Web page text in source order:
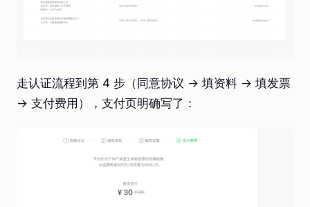
走认证流程到第 4 步（同意协议 → 填资料 → 填发票
→ 支付费用），支付页明确写了：